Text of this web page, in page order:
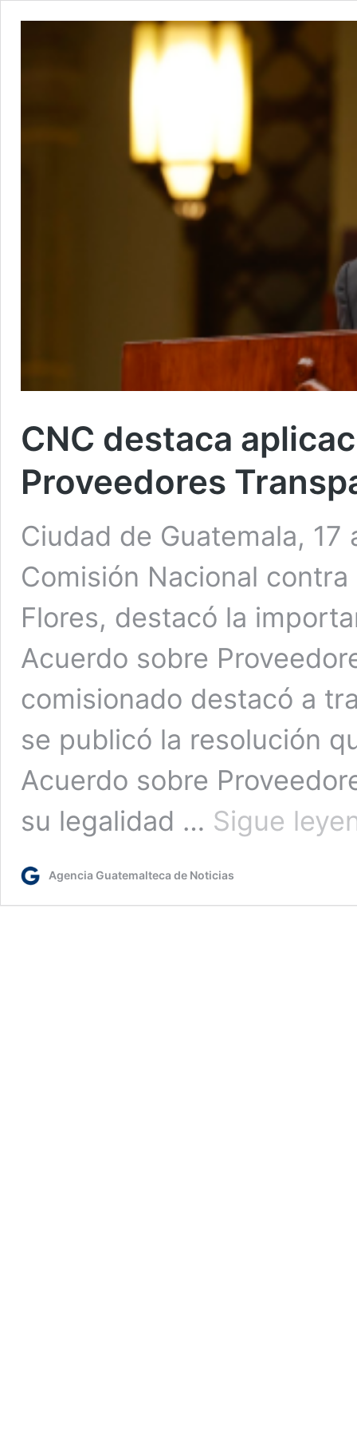
CNC destaca
Proveedores
Ciudad de Guatemala,
Comisión Nacional
Flores, destacó la
Acuerdo sobre
comisionado destacó a
se publicó la resolución
Acuerdo sobre
su legalidad … Sigue
Agencia Guatemalteca de Noticias